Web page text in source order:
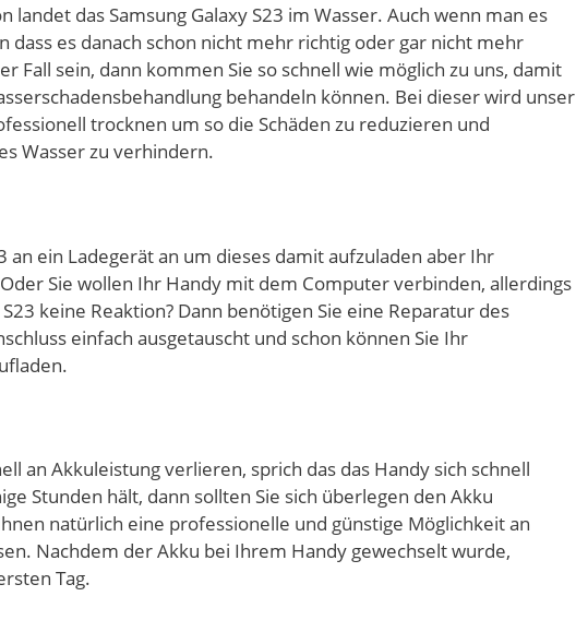
landet das Samsung Galaxy S23 im Wasser. Auch wenn man es
dass es danach schon nicht mehr richtig oder gar nicht mehr
Fall sein, dann kommen Sie so schnell wie möglich zu uns, damit
behandeln können. Bei dieser wird unser
trocknen um so die Schäden zu reduzieren und
Wasser zu verhindern.
an ein Ladegerät an um dieses damit aufzuladen aber Ihr
Sie wollen Ihr Handy mit dem Computer verbinden, allerdings
keine Reaktion? Dann benötigen Sie eine Reparatur des
einfach ausgetauscht und schon können Sie Ihr
an Akkuleistung verlieren, sprich das das Handy sich schnell
Stunden hält, dann sollten Sie sich überlegen den Akku
natürlich eine professionelle und günstige Möglichkeit an
Nachdem der Akku bei Ihrem Handy gewechselt wurde,
Tag.